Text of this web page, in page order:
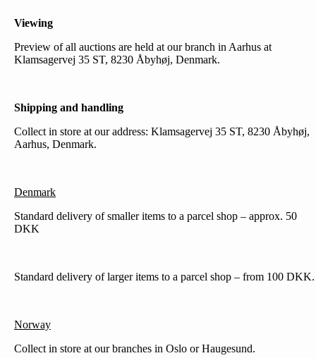
Viewing
Preview of all auctions are held at our branch in Aarhus at
Klamsagervej 35 ST, 8230 Åbyhøj, Denmark.
Shipping and handling
Collect in store at our address: Klamsagervej 35 ST, 8230 Åbyhøj,
Aarhus, Denmark.
Denmark
Standard delivery of smaller items to a parcel shop – approx. 50
DKK
Standard delivery of larger items to a parcel shop – from 100 DKK.
Norway
Collect in store at our branches in Oslo or Haugesund.